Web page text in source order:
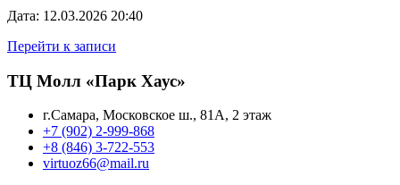
Дата: 12.03.2026 20:40
Перейти к записи
ТЦ Молл «Парк Хаус»
г.Самара, Московское ш., 81А, 2 этаж
+7 (902) 2-999-868
+8 (846) 3-722-553
virtuoz66@mail.ru